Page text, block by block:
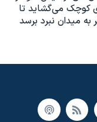
کوچک می‌گشاید تا
میدان نبرد برسد